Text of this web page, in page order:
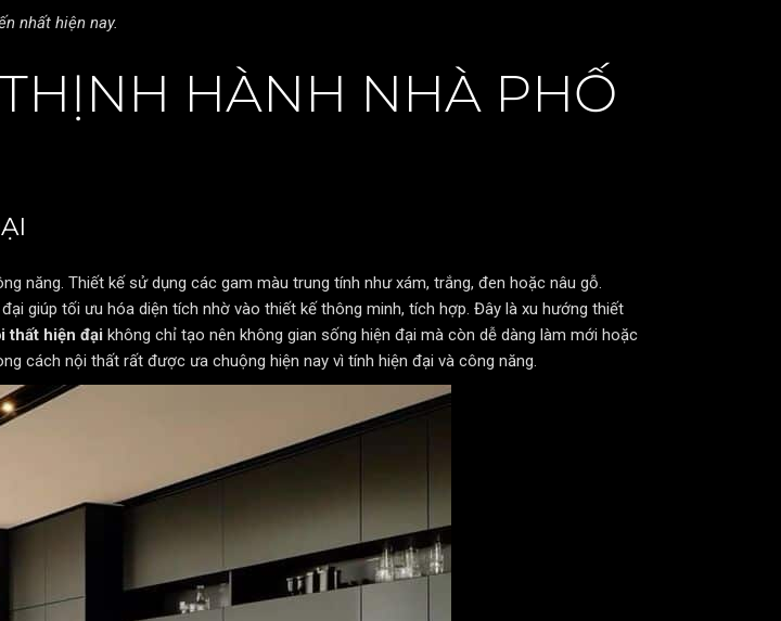
nhất hiện nay.
HÀNH NHÀ PHỐ
năng. Thiết kế sử dụng các gam màu trung tính như xám, trắng, đen hoặc nâu gỗ.
giúp tối ưu hóa diện tích nhờ vào thiết kế thông minh, tích hợp. Đây là xu hướng thiết
thất hiện đại không chỉ tạo nên không gian sống hiện đại mà còn dễ dàng làm mới hoặc
cách nội thất rất được ưa chuộng hiện nay vì tính hiện đại và công năng.